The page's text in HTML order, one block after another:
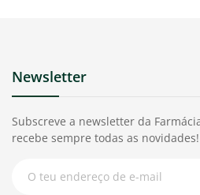
Newsletter
Subscreve a newsletter da
recebe sempre todas as novidades!